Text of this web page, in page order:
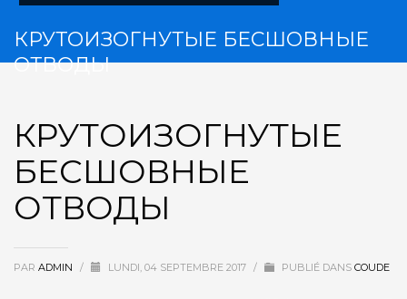
КРУТОИЗОГНУТЫЕ БЕСШОВНЫЕ
ОТВОДЫ
КРУТОИЗОГНУТЫЕ
БЕСШОВНЫЕ
ОТВОДЫ
PAR ADMIN / LUNDI, 04 SEPTEMBRE 2017 / PUBLIÉ DANS COUDE